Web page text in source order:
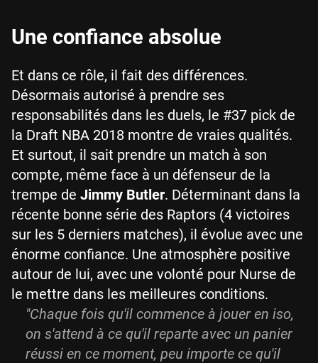
Une confiance absolue
Et dans ce rôle, il fait des différences.
Désormais autorisé à prendre ses
responsabilités dans les duels, le #37 pick de
la Draft NBA 2018 montre de vraies qualités.
Et surtout, il sait prendre un match à son
compte, même face à un défenseur de la
trempe de Jimmy Butler. Déterminant dans la
récente bonne série des Raptors (4 victoires
sur les 5 derniers matches), il évolue avec une
énorme confiance. Une atmosphère positive
autour de lui, avec une volonté pour Nurse de
le mettre dans les meilleures conditions.
"Chaque fois qu'il commence à jouer en iso,
on s'attend à ce qu'il reparte avec un panier
réussi en ce moment, peu importe ce qu'il